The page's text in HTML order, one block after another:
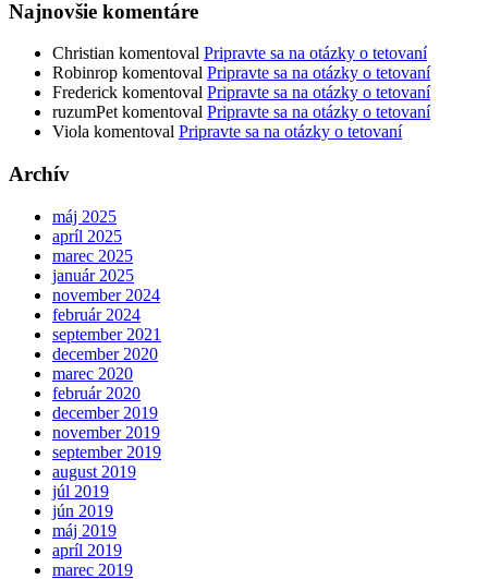
Najnovšie komentáre
Christian komentoval Pripravte sa na otázky o tetovaní
Robinrop komentoval Pripravte sa na otázky o tetovaní
Frederick komentoval Pripravte sa na otázky o tetovaní
ruzumPet komentoval Pripravte sa na otázky o tetovaní
Viola komentoval Pripravte sa na otázky o tetovaní
Archív
máj 2025
apríl 2025
marec 2025
január 2025
november 2024
február 2024
september 2021
december 2020
marec 2020
február 2020
december 2019
november 2019
september 2019
august 2019
júl 2019
jún 2019
máj 2019
apríl 2019
marec 2019